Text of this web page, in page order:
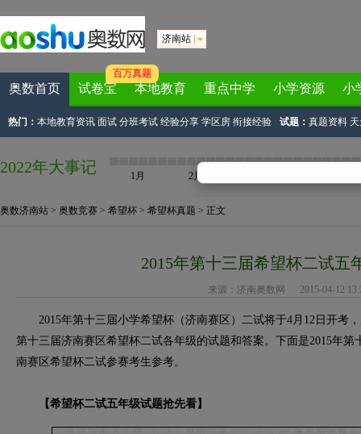
济南站
奥数首页 试卷宝
百万真题
本地教育 重点中学 小学资源 小
热门： 本地教育资讯 面试 分班考试 经验分享 学区房 衔接经验 试题： 真题资料
2022年大事记 1月 2月
奥数济南站 > 奥数竞赛 > 希望杯 > 希望杯真题 > 正文
2015年第十三届希望杯二试五
来源： 济南奥数网 2015-04-12
2015年第十三届小学希望杯（济南赛区）二试将于4月12日开考，
第十三届济南赛区希望杯二试各年级的试题和答案。下面是2015年
南赛区希望杯二试参赛考生参考。
【希望杯二试五年级试题抢先看】